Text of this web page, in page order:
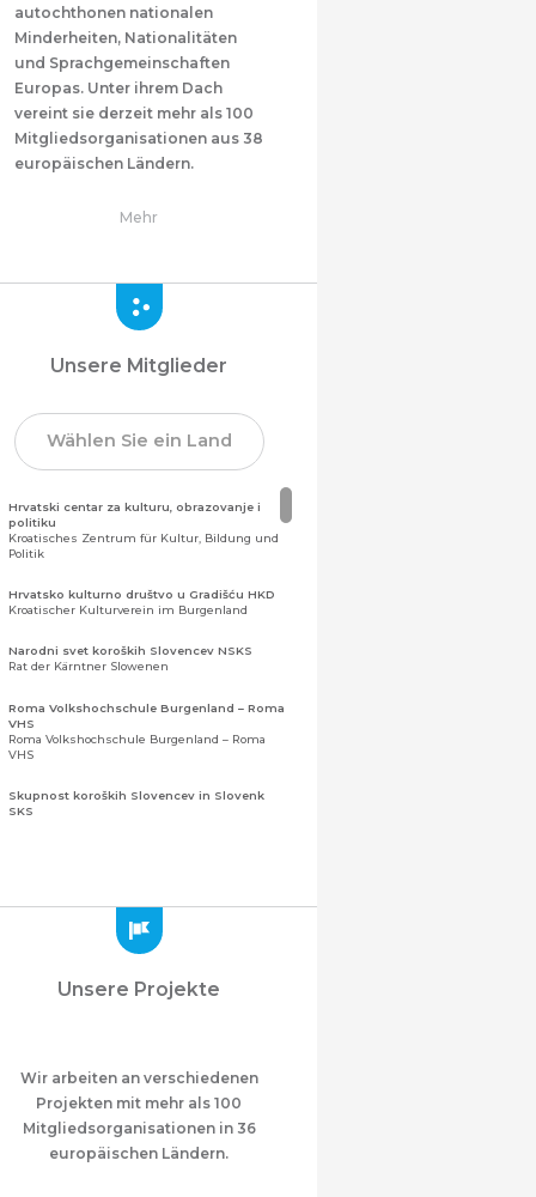
autochthonen nationalen
Minderheiten, Nationalitäten
und Sprachgemeinschaften
Europas. Unter ihrem Dach
vereint sie derzeit mehr als 100
Mitgliedsorganisationen aus 38
europäischen Ländern.
Mehr
Unsere Mitglieder
Wählen Sie ein Land
Hrvatski centar za kulturu, obrazovanje i
politiku
Kroatisches Zentrum für Kultur, Bildung und
Politik
Hrvatsko kulturno društvo u Gradišću HKD
Kroatischer Kulturverein im Burgenland
Narodni svet koroških Slovencev NSKS
Rat der Kärntner Slowenen
Roma Volkshochschule Burgenland – Roma
VHS
Roma Volkshochschule Burgenland – Roma
VHS
Skupnost koroških Slovencev in Slovenk
SKS
Montenegrinische Gemeinschaft in Albanien
Mazedonischer Verein "Ilinden" – Tirana
Meshet Türkleri Cemiyeti Azerbaycan’da
“VATAN”
"Vatan" Öffentliche Union der in
Aserbaidschan lebenden Ahiska-Türken
Unsere Projekte
Wir arbeiten an verschiedenen
Projekten mit mehr als 100
Mitgliedsorganisationen in 36
europäischen Ländern.